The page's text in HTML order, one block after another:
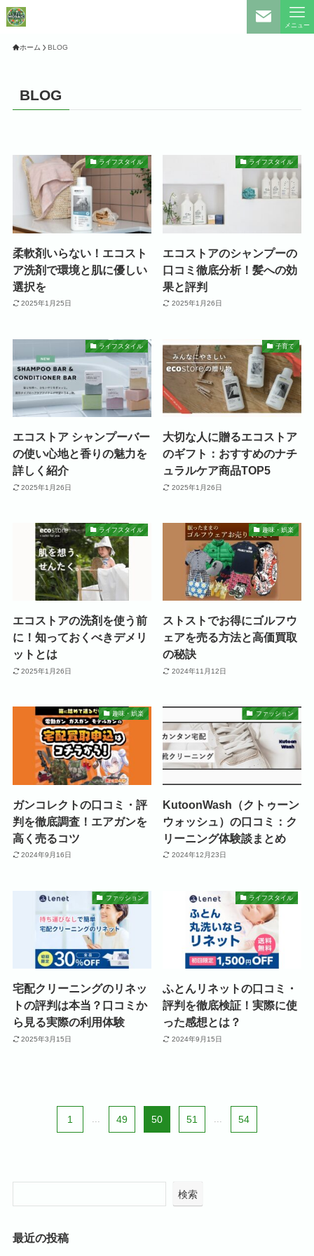
メニュー
ホーム BLOG
BLOG
ライフスタイル
柔軟剤いらない！エコスト
ア洗剤で環境と肌に優しい
選択を
2025年1月25日
ライフスタイル
エコストアのシャンプーの
口コミ徹底分析！髪への効
果と評判
2025年1月26日
ライフスタイル
エコストア シャンプーバー
の使い心地と香りの魅力を
詳しく紹介
2025年1月26日
子育て
大切な人に贈るエコストア
のギフト：おすすめのナチ
ュラルケア商品TOP5
2025年1月26日
ライフスタイル
エコストアの洗剤を使う前
に！知っておくべきデメリ
ットとは
2025年1月26日
趣味・娯楽
ストストでお得にゴルフウ
ェアを売る方法と高価買取
の秘訣
2024年11月12日
趣味・娯楽
ガンコレクトの口コミ・評
判を徹底調査！エアガンを
高く売るコツ
2024年9月16日
ファッション
KutoonWash（クトゥーン
ウォッシュ）の口コミ：ク
リーニング体験談まとめ
2024年12月23日
ファッション
宅配クリーニングのリネッ
トの評判は本当？口コミか
ら見る実際の利用体験
2025年3月15日
ライフスタイル
ふとんリネットの口コミ・
評判を徹底検証！実際に使
った感想とは？
2024年9月15日
1 49 50 51 54
検索
最近の投稿